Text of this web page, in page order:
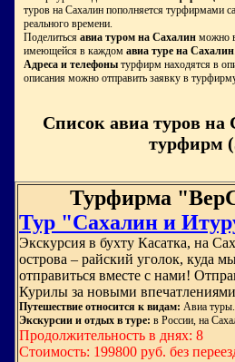
туров на Сахалин пополняется турфирмами
реального времени.
Поделиться авиа туром на Сахалин можно
имеющейся в каждом авиа туре на Сахалин
Адреса и телефоны турфирм находятся в
описания можно отправить заявку в
Список авиа туров на
турфирм
Турфирма
Тур "Сахалин и
Экскурсия в бухту Касатка, на
острова – райский уголок, куда
отправиться вместе с нами!
Курилы за новыми
Путешествие относится к видам: Авиа
Экскурсии и отдых в туре: в России, на
Продолжительность в днях: 8
Стоимость: 199800 руб. без